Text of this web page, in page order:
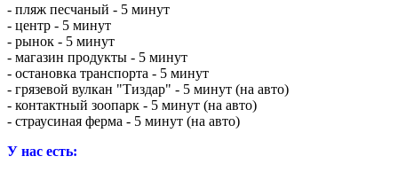
- пляж песчаный - 5 минут
- центр - 5 минут
- рынок - 5 минут
- магазин продукты - 5 минут
- остановка транспорта - 5 минут
- грязевой вулкан "Тиздар" - 5 минут (на авто)
- контактный зоопарк - 5 минут (на авто)
- страусиная ферма - 5 минут (на авто)
У нас есть: